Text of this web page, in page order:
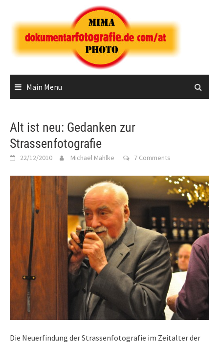
content
Main Menu
Alt ist neu: Gedanken zur
Strassenfotografie
22/12/2010 Michael Mahlke 7 Comments
Die Neuerfindung der Strassenfotografie im Zeitalter der